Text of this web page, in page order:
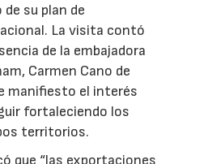
su plan de
La visita contó
de la embajadora
Carmen Cano de
manifiesto el interés
fortaleciendo los
territorios.
que “las exportaciones